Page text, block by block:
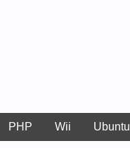
PHP Wii Ubuntu